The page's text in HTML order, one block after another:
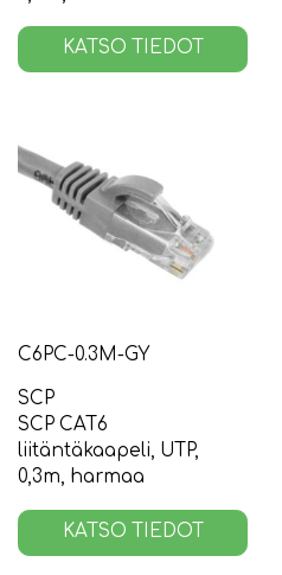
KATSO TIEDOT
C6PC-0.3M-GY
SCP
SCP CAT6
liitäntäkaapeli, UTP,
0,3m, harmaa
KATSO TIEDOT